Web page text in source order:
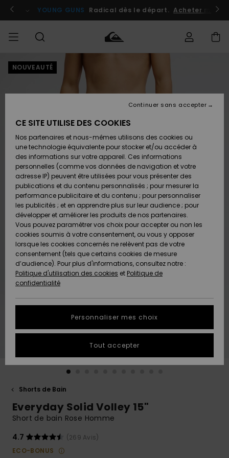
l'information
le
Se connecter / s'inscrire
YOUNG GUNS Radical dès le départ. Acheter
HOMME Vêtements
Chaussures
& Tongs
Surf
Snow
Nouveautés
A
Découvrir
Vêtements
Chaussures
& Tongs
Surf
Snow
Nouveautés
A
Découvrir
FEMME
Shop
A
Découvrir
Snow
SURF
Surf
Shop
Homme
Surf
Shop
Enfant
Highlights
Communauté
SNOW
Snow
Shop
Homme
Snow
Shop
Enfant
Snow
Shop
Femme
A
Découvrir
Communauté
OUTLET
Outlet
Homme
Enfant
Outlet
Femme
AIDE &
CONTACT
Accéder à
ma
commande
Retours
Paiement
Carte
Cadeau
Quiksilver
Freedom
Protection
des
tailles
plus rapide
à votre
Démarrer
MAGASINS
QUIKSILVER
NOUVEAUTÉ
Shorts de Bain
Everyday Solid Volley 15"
Short de bain Rose Homme
4.7
(269 Avis)
ECO-BONUS
CE SITE UTILISE DES COOKIES
Nos partenaires et nous-mêmes utilisons des cookies ou
une technologie équivalente pour stocker et/ou accéder à
des informations sur votre appareil. Ces informations
personnelles (comme vos données de navigation et votre
adresse IP) peuvent être utilisées pour vous présenter des
publications et du contenu personnalisés ; pour mesurer la
performance publicitaire et du contenu ; pour personnaliser
les publicités ; et en apprendre plus sur leur audience ; pour
développer et améliorer les produits de nos partenaires.
Vous pouvez paramétrer vos choix pour accepter ou non les
cookies soumis à votre consentement, ou vous y opposer
lorsque les cookies concernés ne relèvent pas de votre
consentement (tels que certains cookies de mesure
d’audience). Pour plus d'informations, consultez notre :
Politique d'utilisation des cookies et Politique de
confidentialité
Personnaliser mes choix
Continuer sans accepter
Tout accepter